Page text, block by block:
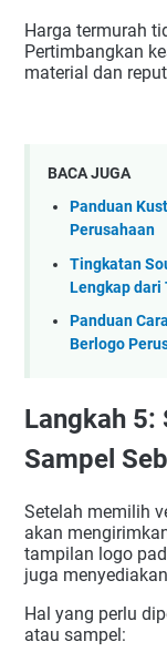
Harga termurah
Pertimbangkan
material dan
BACA JUGA
Panduan
Perusahaan
Tingkatan
Lengkap dari
Panduan
Berlogo
Langkah 5:
Sampel
Setelah memilih
akan
tampilan logo
juga
Hal yang perlu
atau sampel: